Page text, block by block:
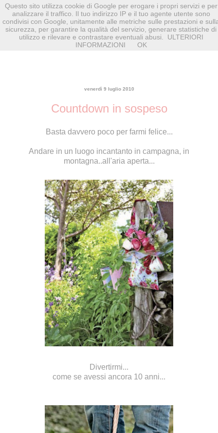
venerdì 9 luglio 2010
Countdown in sospeso
Basta davvero poco per farmi felice...
Andare in un luogo incantanto in campagna, in
montagna..all'aria aperta...
Divertirmi...
come se avessi ancora 10 anni...
Questo sito utilizza cookie di Google per erogare i propri servizi e per
analizzare il traffico. Il tuo indirizzo IP e il tuo agente utente sono
condivisi con Google, unitamente alle metriche sulle prestazioni e
sicurezza, per garantire la qualità del servizio, generare statistiche di
utilizzo e rilevare e contrastare eventuali abusi.
ULTERIORI
INFORMAZIONI
OK